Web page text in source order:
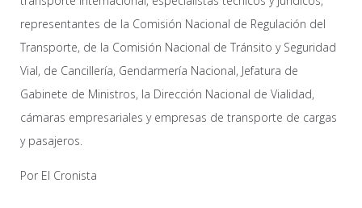
representantes de la Comisión Nacional de Regulación del
Transporte, de la Comisión Nacional de Tránsito y Seguridad
Vial, de Cancillería, Gendarmería Nacional, Jefatura de
Gabinete de Ministros, la Dirección Nacional de Vialidad,
cámaras empresariales y empresas de transporte de cargas
y pasajeros.
Por El Cronista